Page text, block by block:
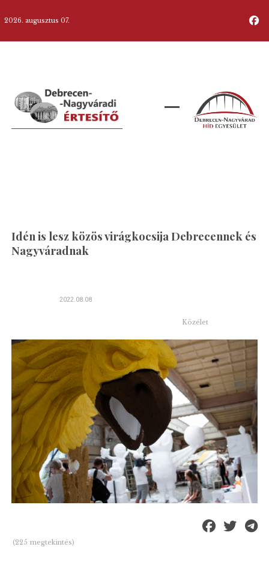
2026. augusztus 07.
Idén is lesz közös virágkocsija Debrecennek és
Nagyváradnak
2022.08.08
Közélet
(225 megtekintés)